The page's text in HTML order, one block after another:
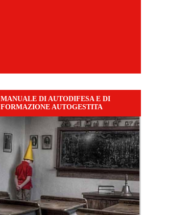
MANUALE DI AUTODIFESA E DI
FORMAZIONE AUTOGESTITA